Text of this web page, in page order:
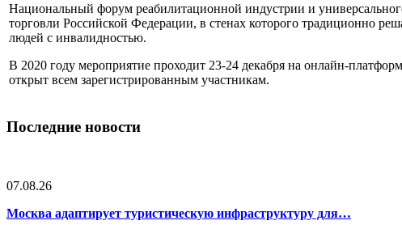
Национальный форум реабилитационной индустрии и
торговли Российской Федерации, в стенах которого традиционно
людей с инвалидностью.
В 2020 году мероприятие проходит 23-24 декабря на онлайн-
открыт всем зарегистрированным участникам.
Последние новости
07.08.26
Москва адаптирует туристическую инфраструктуру для…